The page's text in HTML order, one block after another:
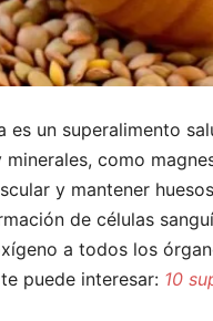
es un superalimento
como
y mantener
de células
a todos los
puede interesar: 10